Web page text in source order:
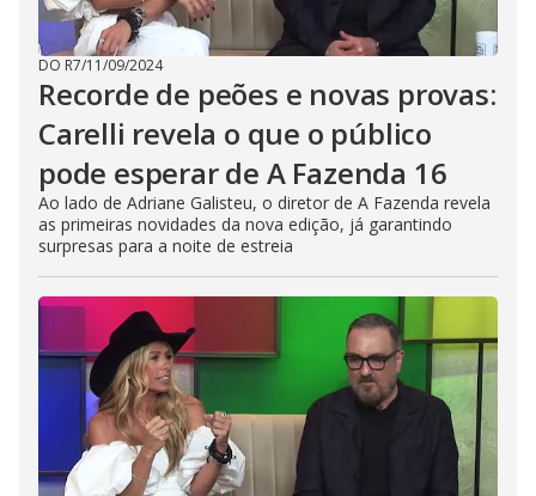
DO R7/11/09/2024
Recorde de peões e novas provas:
Carelli revela o que o público
pode esperar de A Fazenda 16
Ao lado de Adriane Galisteu, o diretor de A Fazenda revela
as primeiras novidades da nova edição, já garantindo
surpresas para a noite de estreia